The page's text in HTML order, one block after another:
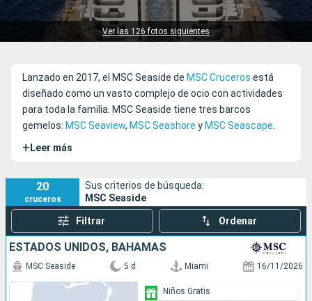
Ver las 126 fotos siguientes
Puertos Compañías
Lanzado en 2017, el MSC Seaside de MSC Cruceros está
diseñado como un vasto complejo de ocio con actividades
para toda la familia. MSC Seaside tiene tres barcos
gemelos: MSC Seaview, MSC Seashore y MSC Seascape.
+ Leer más
20
cruceros
Sus criterios de búsqueda:
MSC Seaside
Filtrar Ordenar
ESTADOS UNIDOS, BAHAMAS
MSC Seaside 5 d Miami 16/11/2026
Niños Gratis